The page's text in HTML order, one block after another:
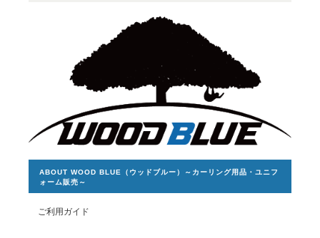
ABOUT WOOD BLUE（ウッドブルー）～カーリング用品・ユニフ
ォーム販売～
ご利用ガイド